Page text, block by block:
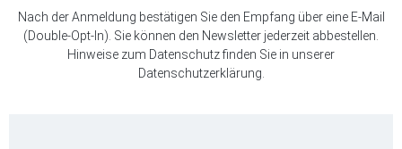
Nach der Anmeldung bestätigen Sie den Empfang über eine E-Mail
(Double-Opt-In). Sie können den Newsletter jederzeit abbestellen.
Hinweise zum Datenschutz finden Sie in unserer
Datenschutzerklärung